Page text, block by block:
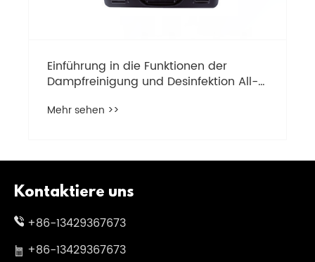
Einführung in die Funktionen der
Dampfreinigung und Desinfektion All-
Mehr sehen >>
Kontaktiere uns
+86-13429367673
+86-13429367673